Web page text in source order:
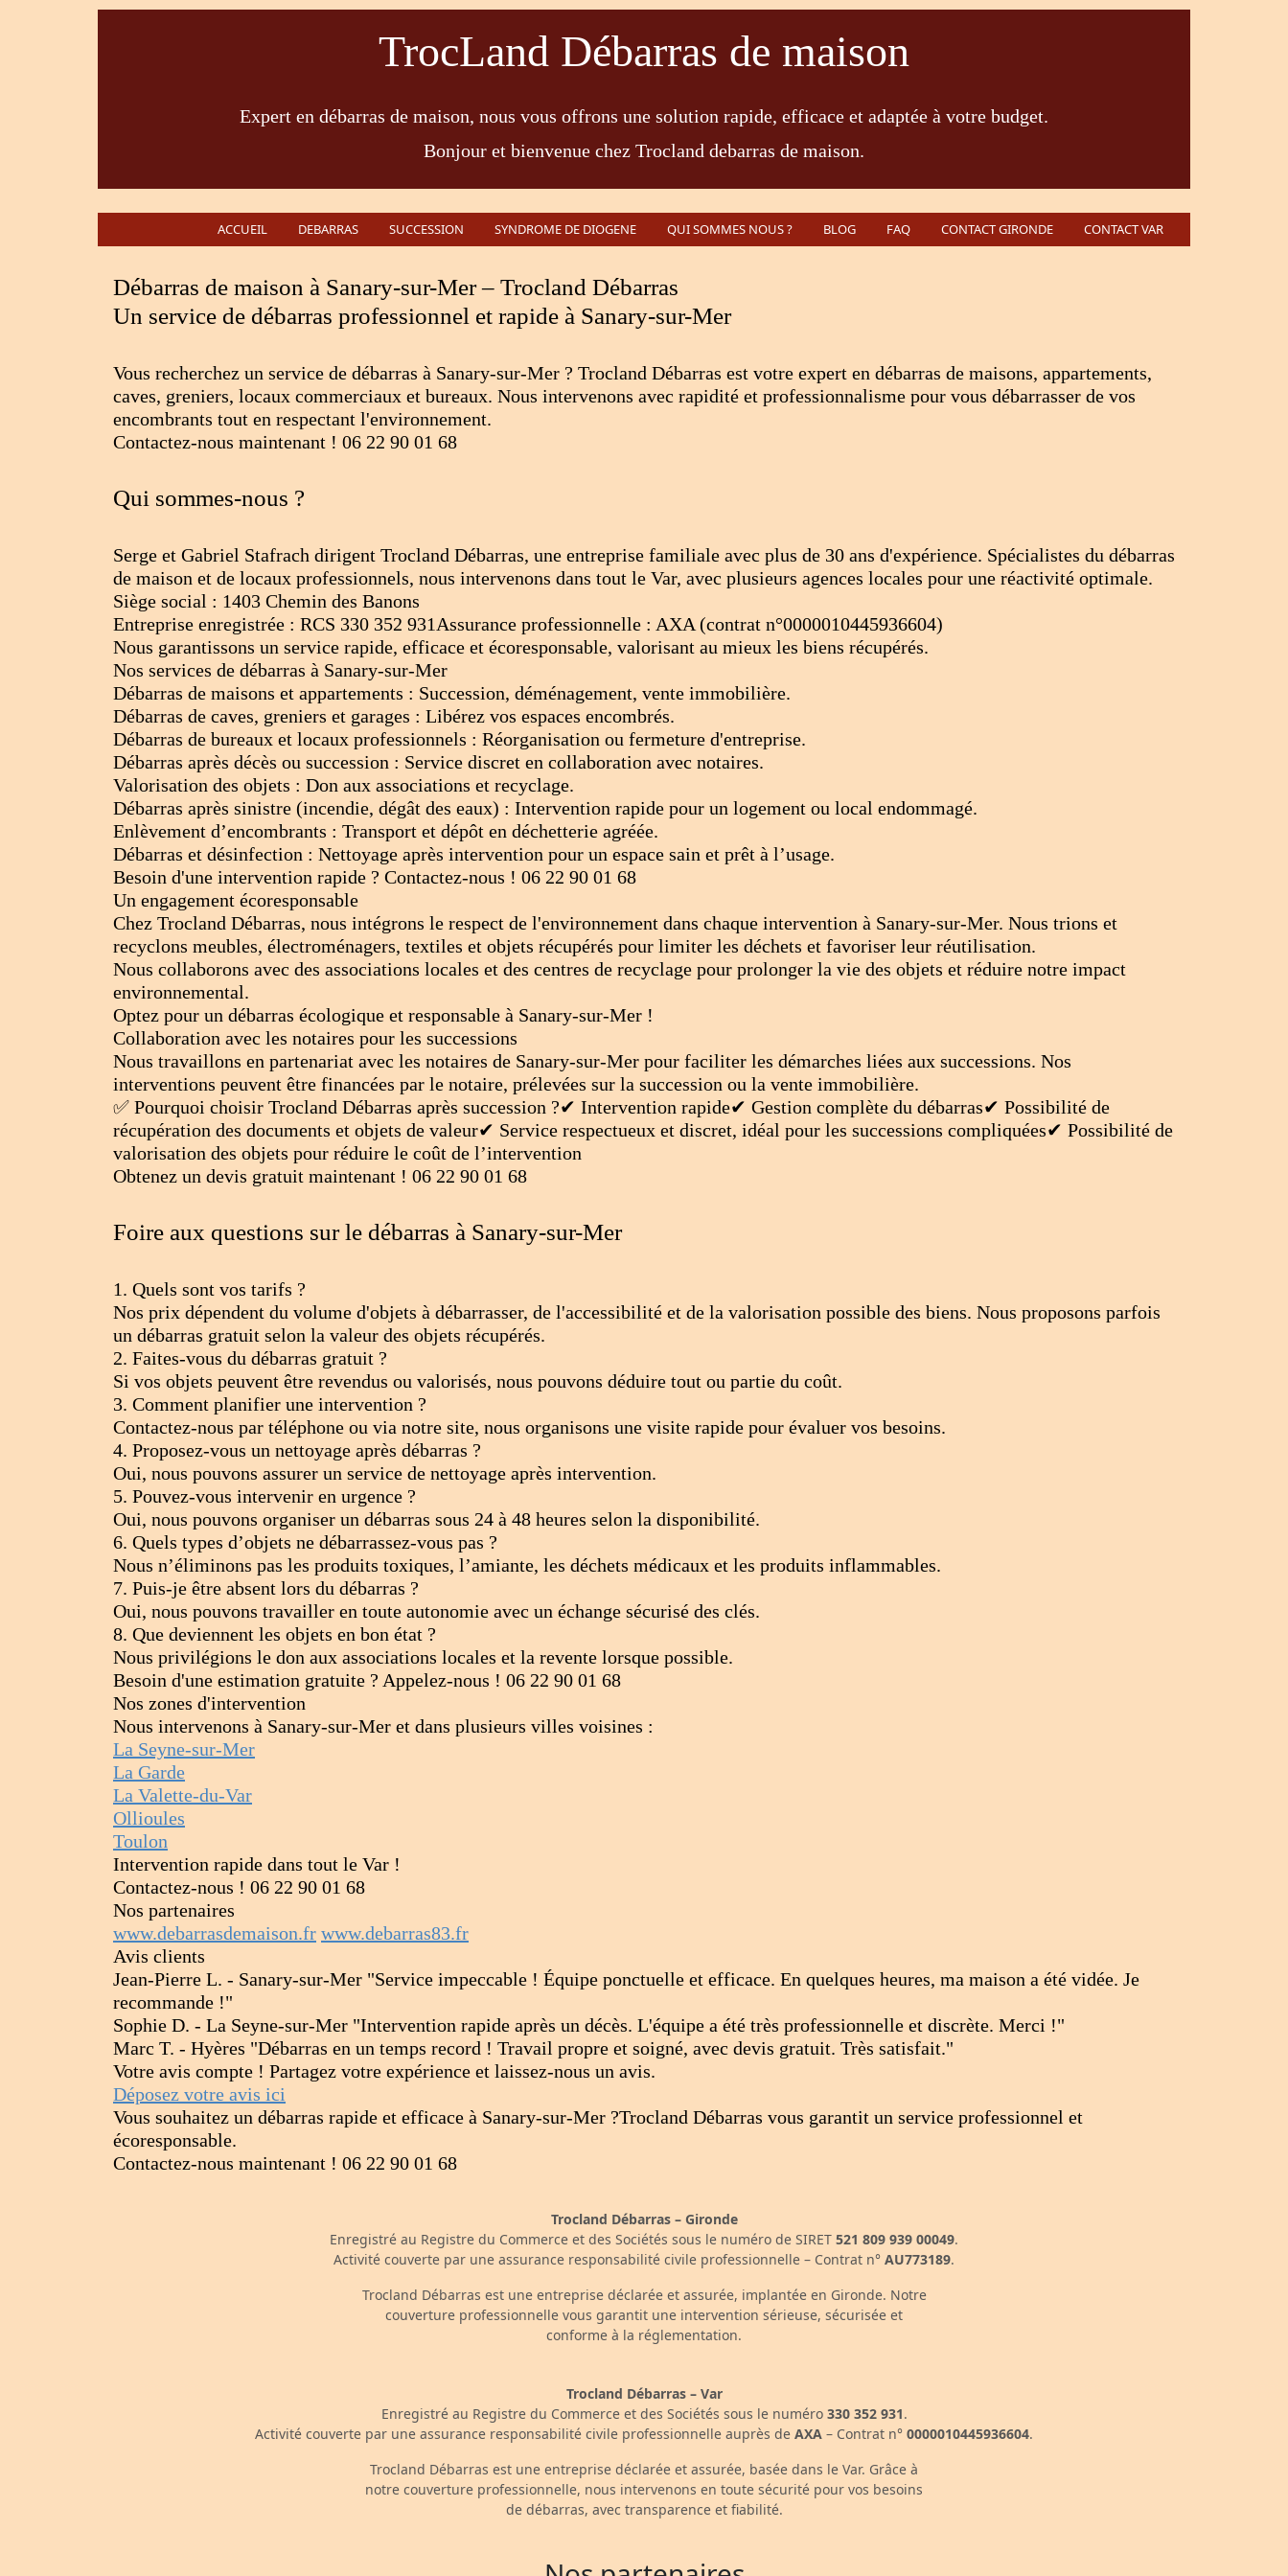
TrocLand Débarras de maison
Expert en débarras de maison, nous vous offrons une solution rapide, efficace et adaptée à votre budget.
Bonjour et bienvenue chez Trocland debarras de maison.
ACCUEIL DEBARRAS SUCCESSION SYNDROME DE DIOGENE QUI SOMMES NOUS ? BLOG FAQ CONTACT GIRONDE CONTACT VAR
Débarras de maison à Sanary-sur-Mer – Trocland Débarras
Un service de débarras professionnel et rapide à Sanary-sur-Mer
Vous recherchez un service de débarras à Sanary-sur-Mer ? Trocland Débarras est votre expert en débarras de maisons, appartements,
caves, greniers, locaux commerciaux et bureaux. Nous intervenons avec rapidité et professionnalisme pour vous débarrasser de vos
encombrants tout en respectant l'environnement.
Contactez-nous maintenant ! 06 22 90 01 68
Qui sommes-nous ?
Serge et Gabriel Stafrach dirigent Trocland Débarras, une entreprise familiale avec plus de 30 ans d'expérience. Spécialistes du débarras
de maison et de locaux professionnels, nous intervenons dans tout le Var, avec plusieurs agences locales pour une réactivité optimale.
Siège social : 1403 Chemin des Banons
Entreprise enregistrée : RCS 330 352 931Assurance professionnelle : AXA (contrat n°0000010445936604)
Nous garantissons un service rapide, efficace et écoresponsable, valorisant au mieux les biens récupérés.
Nos services de débarras à Sanary-sur-Mer
Débarras de maisons et appartements : Succession, déménagement, vente immobilière.
Débarras de caves, greniers et garages : Libérez vos espaces encombrés.
Débarras de bureaux et locaux professionnels : Réorganisation ou fermeture d'entreprise.
Débarras après décès ou succession : Service discret en collaboration avec notaires.
Valorisation des objets : Don aux associations et recyclage.
Débarras après sinistre (incendie, dégât des eaux) : Intervention rapide pour un logement ou local endommagé.
Enlèvement d’encombrants : Transport et dépôt en déchetterie agréée.
Débarras et désinfection : Nettoyage après intervention pour un espace sain et prêt à l’usage.
Besoin d'une intervention rapide ? Contactez-nous ! 06 22 90 01 68
Un engagement écoresponsable
Chez Trocland Débarras, nous intégrons le respect de l'environnement dans chaque intervention à Sanary-sur-Mer. Nous trions et
recyclons meubles, électroménagers, textiles et objets récupérés pour limiter les déchets et favoriser leur réutilisation.
Nous collaborons avec des associations locales et des centres de recyclage pour prolonger la vie des objets et réduire notre impact
environnemental.
Optez pour un débarras écologique et responsable à Sanary-sur-Mer !
Collaboration avec les notaires pour les successions
Nous travaillons en partenariat avec les notaires de Sanary-sur-Mer pour faciliter les démarches liées aux successions. Nos
interventions peuvent être financées par le notaire, prélevées sur la succession ou la vente immobilière.
✅ Pourquoi choisir Trocland Débarras après succession ?✔ Intervention rapide✔ Gestion complète du débarras✔ Possibilité de
récupération des documents et objets de valeur✔ Service respectueux et discret, idéal pour les successions compliquées✔ Possibilité de
valorisation des objets pour réduire le coût de l’intervention
Obtenez un devis gratuit maintenant ! 06 22 90 01 68
Foire aux questions sur le débarras à Sanary-sur-Mer
1. Quels sont vos tarifs ?
Nos prix dépendent du volume d'objets à débarrasser, de l'accessibilité et de la valorisation possible des biens. Nous proposons parfois
un débarras gratuit selon la valeur des objets récupérés.
2. Faites-vous du débarras gratuit ?
Si vos objets peuvent être revendus ou valorisés, nous pouvons déduire tout ou partie du coût.
3. Comment planifier une intervention ?
Contactez-nous par téléphone ou via notre site, nous organisons une visite rapide pour évaluer vos besoins.
4. Proposez-vous un nettoyage après débarras ?
Oui, nous pouvons assurer un service de nettoyage après intervention.
5. Pouvez-vous intervenir en urgence ?
Oui, nous pouvons organiser un débarras sous 24 à 48 heures selon la disponibilité.
6. Quels types d’objets ne débarrassez-vous pas ?
Nous n’éliminons pas les produits toxiques, l’amiante, les déchets médicaux et les produits inflammables.
7. Puis-je être absent lors du débarras ?
Oui, nous pouvons travailler en toute autonomie avec un échange sécurisé des clés.
8. Que deviennent les objets en bon état ?
Nous privilégions le don aux associations locales et la revente lorsque possible.
Besoin d'une estimation gratuite ? Appelez-nous ! 06 22 90 01 68
Nos zones d'intervention
Nous intervenons à Sanary-sur-Mer et dans plusieurs villes voisines :
La Seyne-sur-Mer
La Garde
La Valette-du-Var
Ollioules
Toulon
Intervention rapide dans tout le Var !
Contactez-nous ! 06 22 90 01 68
Nos partenaires
www.debarrasdemaison.fr www.debarras83.fr
Avis clients
Jean-Pierre L. - Sanary-sur-Mer️ "Service impeccable ! Équipe ponctuelle et efficace. En quelques heures, ma maison a été vidée. Je
recommande !"
Sophie D. - La Seyne-sur-Mer️ "Intervention rapide après un décès. L'équipe a été très professionnelle et discrète. Merci !"
Marc T. - Hyères️ "Débarras en un temps record ! Travail propre et soigné, avec devis gratuit. Très satisfait."
Votre avis compte ! Partagez votre expérience et laissez-nous un avis.
Déposez votre avis ici
Vous souhaitez un débarras rapide et efficace à Sanary-sur-Mer ?Trocland Débarras vous garantit un service professionnel et
écoresponsable.
Contactez-nous maintenant ! 06 22 90 01 68
Trocland Débarras – Gironde
Enregistré au Registre du Commerce et des Sociétés sous le numéro de SIRET 521 809 939 00049.
Activité couverte par une assurance responsabilité civile professionnelle – Contrat n° AU773189.
Trocland Débarras est une entreprise déclarée et assurée, implantée en Gironde. Notre
couverture professionnelle vous garantit une intervention sérieuse, sécurisée et
conforme à la réglementation.
Trocland Débarras – Var
Enregistré au Registre du Commerce et des Sociétés sous le numéro 330 352 931.
Activité couverte par une assurance responsabilité civile professionnelle auprès de AXA – Contrat n° 0000010445936604.
Trocland Débarras est une entreprise déclarée et assurée, basée dans le Var. Grâce à
notre couverture professionnelle, nous intervenons en toute sécurité pour vos besoins
de débarras, avec transparence et fiabilité.